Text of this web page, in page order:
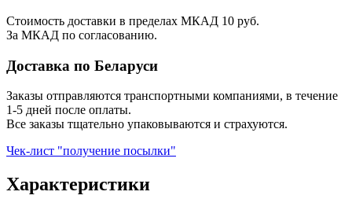
Стоимость доставки в пределах МКАД 10 руб.
За МКАД по согласованию.
Доставка по Беларуси
Заказы отправляются транспортными компаниями, в течение
1-5 дней после оплаты.
Все заказы тщательно упаковываются и страхуются.
Чек-лист "получение посылки"
Характеристики